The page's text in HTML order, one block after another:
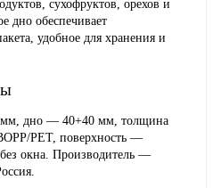
сухофруктов, орехов и
дно обеспечивает
удобное для хранения и
мм, дно — 40+40 мм, толщина
PET, поверхность —
окна. Производитель —